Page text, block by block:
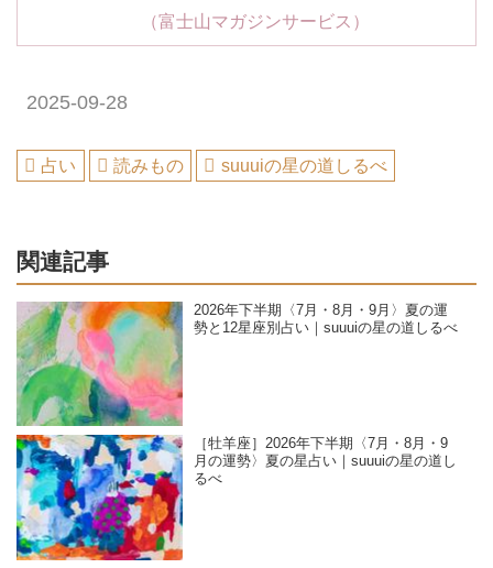
（富士山マガジンサービス）
2025-09-28
占い 読みもの suuuiの星の道しるべ
関連記事
2026年下半期〈7月・8月・9月〉夏の運
勢と12星座別占い｜suuuiの星の道しるべ
［牡羊座］2026年下半期〈7月・8月・9
月の運勢〉夏の星占い｜suuuiの星の道し
るべ